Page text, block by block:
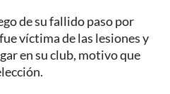
de su fallido paso por
víctima de las lesiones y
en su club, motivo que